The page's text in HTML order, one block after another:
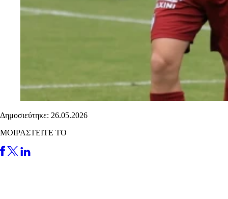
Δημοσιεύτηκε: 26.05.2026
ΜΟΙΡΑΣΤΕΙΤΕ ΤΟ